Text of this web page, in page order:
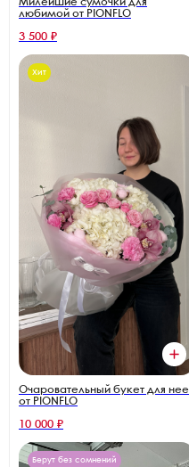
Милейшие сумочки для
любимой от PIONFLO
3 500 ₽
Хит
Очаровательный букет для нее
от PIONFLO
10 000 ₽
Берут без сомнений